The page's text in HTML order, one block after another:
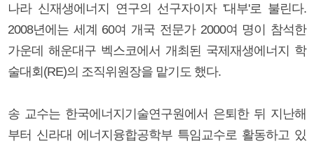
나라 신재생에너지 연구의 선구자이자 '대부'로 불린다.
2008년에는 세계 60여 개국 전문가 2000여 명이 참석한
가운데 해운대구 벡스코에서 개최된 국제재생에너지 학
술대회(RE)의 조직위원장을 맡기도 했다.
송 교수는 한국에너지기술연구원에서 은퇴한 뒤 지난해
부터 신라대 에너지융합공학부 특임교수로 활동하고 있